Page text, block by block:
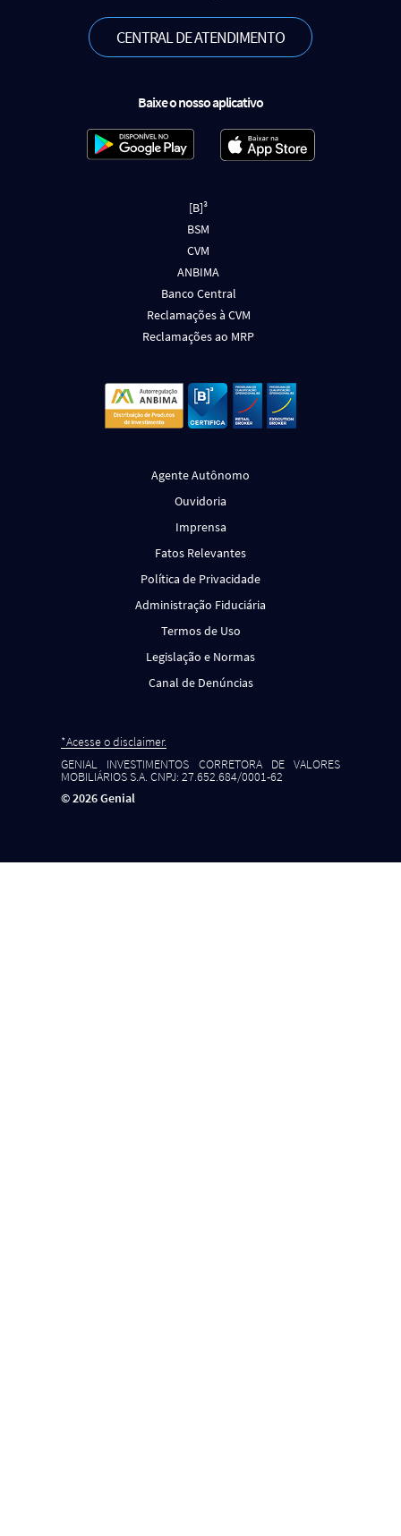
CENTRAL DE ATENDIMENTO
Baixe o nosso aplicativo
[B]³
BSM
CVM
ANBIMA
Banco Central
Reclamações à CVM
Reclamações ao MRP
Agente Autônomo
Ouvidoria
Imprensa
Fatos Relevantes
Política de Privacidade
Administração Fiduciária
Termos de Uso
Legislação e Normas
Canal de Denúncias
*Acesse o disclaimer.
GENIAL INVESTIMENTOS CORRETORA DE VALORES
MOBILIÁRIOS S.A. CNPJ: 27.652.684/0001-62
©2026Genial